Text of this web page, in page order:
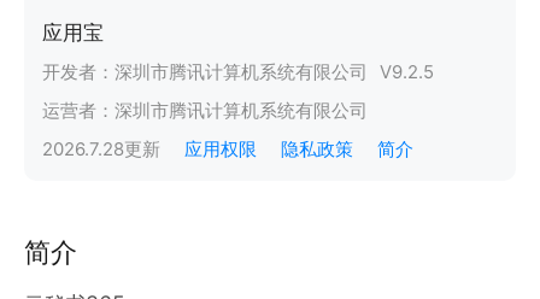
应用宝
开发者： 深圳市腾讯计算机系统有限公司 V9.2.5
运营者： 深圳市腾讯计算机系统有限公司
2026.7.28更新 应用权限 隐私政策 简介
简介